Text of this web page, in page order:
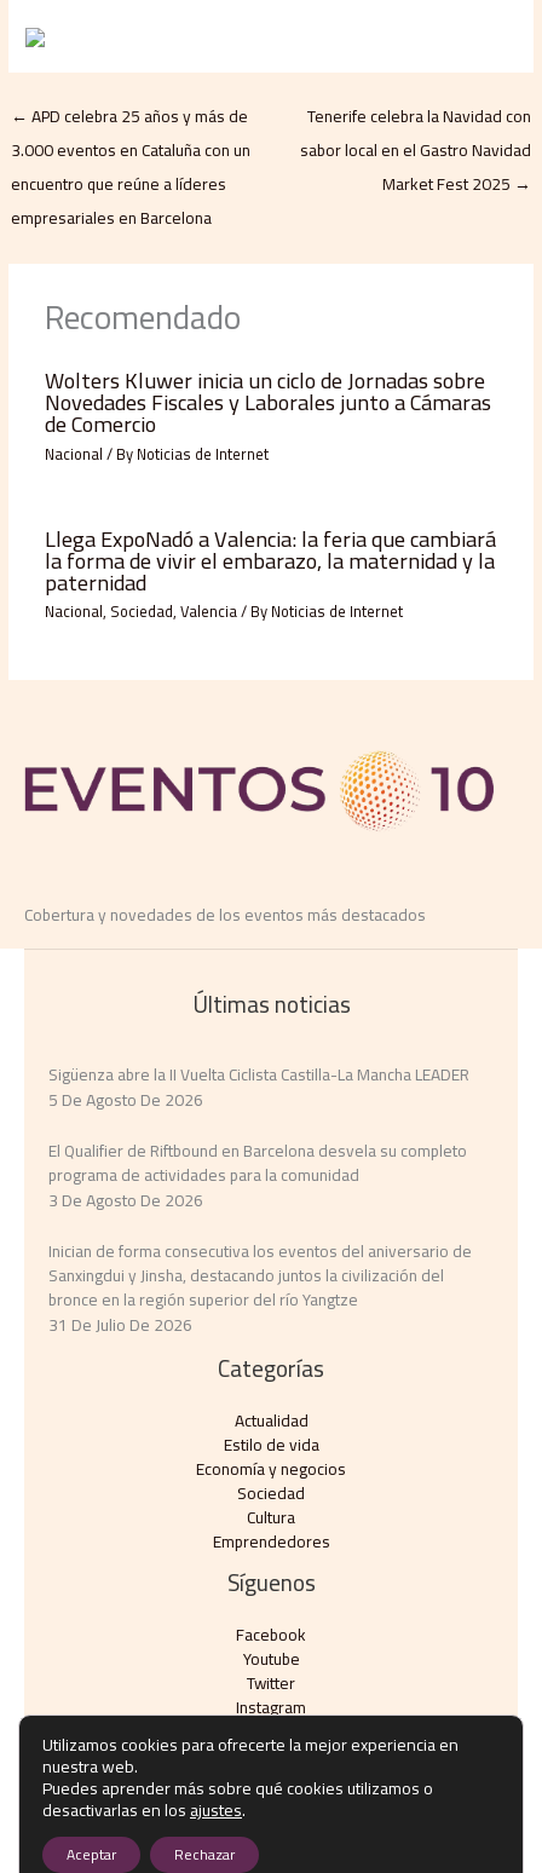
←APD celebra 25 años y más de
3.000 eventos en Cataluña con un
encuentro que reúne a líderes
empresariales en Barcelona
Tenerife celebra la Navidad con
sabor local en el Gastro Navidad
Market Fest 2025 →
Recomendado
Wolters Kluwer inicia un ciclo de Jornadas sobre
Novedades Fiscales y Laborales junto a Cámaras
de Comercio
Nacional/ ByNoticias de Internet
Llega ExpoNadó a Valencia: la feria que cambiará
la forma de vivir el embarazo, la maternidad y la
paternidad
Nacional, Sociedad,Valencia/ ByNoticias de Internet
Cobertura y novedades de los eventos más destacados
Últimas noticias
Sigüenza abre la II Vuelta Ciclista Castilla-La Mancha LEADER
5 De Agosto De 2026
El Qualifier de Riftbound en Barcelona desvela su completo
programa de actividades para la comunidad
3 De Agosto De 2026
Inician de forma consecutiva los eventos del aniversario de
Sanxingdui y Jinsha, destacando juntos la civilización del
bronce en la región superior del río Yangtze
31 De Julio De 2026
Categorías
Actualidad
Estilo de vida
Economía y negocios​
Sociedad
Cultura
Emprendedores
Síguenos
Facebook
Youtube
Twitter
Instagram
Copyright © Todos los derechos reservados - eventos10.com
Política de privacidad -Política de cookies
Utilizamos cookies para ofrecerte la mejor experiencia en
nuestra web.
Puedes aprender más sobre qué cookies utilizamos o
desactivarlas en losajustes.
Aceptar Rechazar